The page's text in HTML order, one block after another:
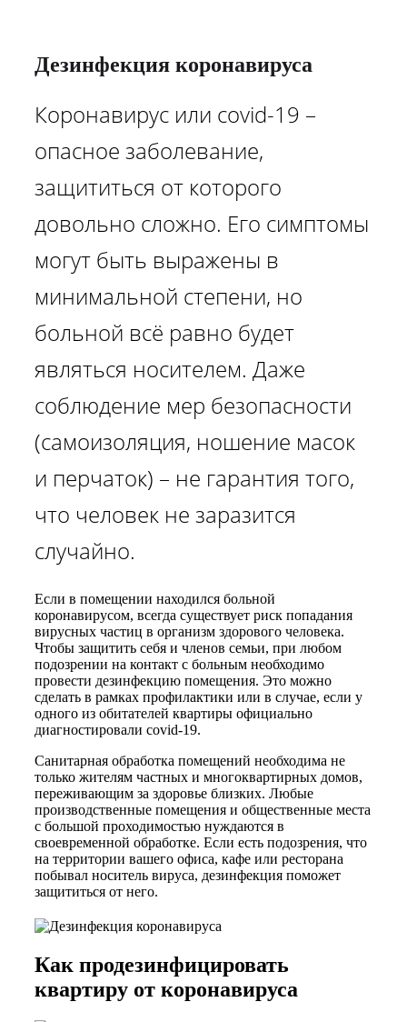
Дезинфекция коронавируса
Коронавирус или covid-19 –
опасное заболевание,
защититься от которого
довольно сложно. Его симптомы
могут быть выражены в
минимальной степени, но
больной всё равно будет
являться носителем. Даже
соблюдение мер безопасности
(самоизоляция, ношение масок
и перчаток) – не гарантия того,
что человек не заразится
случайно.
Если в помещении находился больной
коронавирусом, всегда существует риск попадания
вирусных частиц в организм здорового человека.
Чтобы защитить себя и членов семьи, при любом
подозрении на контакт с больным необходимо
провести дезинфекцию помещения. Это можно
сделать в рамках профилактики или в случае, если у
одного из обитателей квартиры официально
диагностировали covid-19.
Санитарная обработка помещений необходима не
только жителям частных и многоквартирных домов,
переживающим за здоровье близких. Любые
производственные помещения и общественные места
с большой проходимостью нуждаются в
своевременной обработке. Если есть подозрения, что
на территории вашего офиса, кафе или ресторана
побывал носитель вируса, дезинфекция поможет
защититься от него.
Как продезинфицировать
квартиру от коронавируса